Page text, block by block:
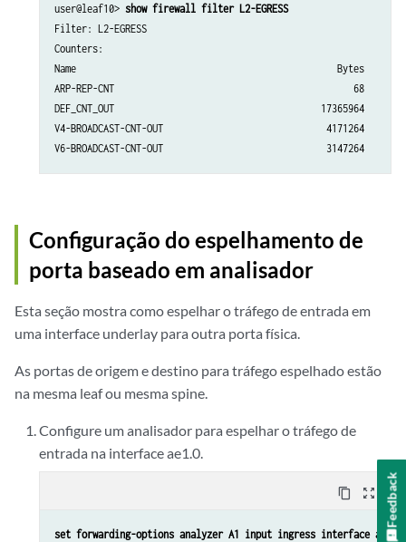
user@leaf10> show firewall filter L2-EGRESS
Filter: L2-EGRESS
Counters:
Name                                                Bytes
ARP-REP-CNT                                            68
DEF_CNT_OUT                                      17365964
V4-BROADCAST-CNT-OUT                              4171264
V6-BROADCAST-CNT-OUT                              3147264
Configuração do espelhamento de
porta baseado em analisador
Esta seção mostra como espelhar o tráfego de entrada em
uma interface underlay para outra porta física.
As portas de origem e destino para tráfego espelhado estão
na mesma leaf ou mesma spine.
Configure um analisador para espelhar o tráfego de
entrada na interface ae1.0.
content_copy zoom_out_map
set forwarding-options analyzer A1 input ingress interface ae1.0
Feedback